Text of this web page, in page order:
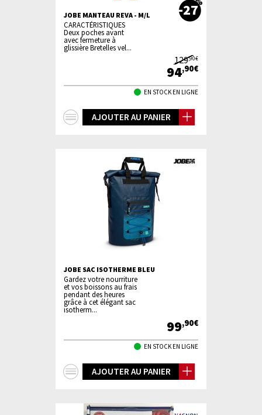
JOBE MANTEAU REVA - M/L -27
CARACTÉRISTIQUES
Deux poches avant
avec fermeture à
glissière Bretelles vel...
129,90€
94,90€
EN STOCK EN LIGNE
AJOUTER AU PANIER
JOBE SAC ISOTHERME BLEU
Gardez votre nourriture
et vos boissons au frais
pendant des heures
grâce à cet élégant sac
isotherm...
99,90€
EN STOCK EN LIGNE
AJOUTER AU PANIER